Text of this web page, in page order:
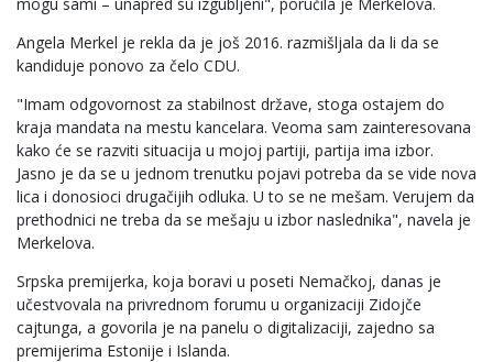
Angela Merkel je rekla da je još 2016. razmišljala da li da se
kandiduje ponovo za čelo CDU.
"Imam odgovornost za stabilnost države, stoga ostajem do
kraja mandata na mestu kancelara. Veoma sam zainteresovana
kako će se razviti situacija u mojoj partiji, partija ima izbor.
Jasno je da se u jednom trenutku pojavi potreba da se vide nova
lica i donosioci drugačijih odluka. U to se ne mešam. Verujem da
prethodnici ne treba da se mešaju u izbor naslednika", navela je
Merkelova.
Srpska premijerka, koja boravi u poseti Nemačkoj, danas je
učestvovala na privrednom forumu u organizaciji Zidojče
cajtunga, a govorila je na panelu o digitalizaciji, zajedno sa
premijerima Estonije i Islanda.